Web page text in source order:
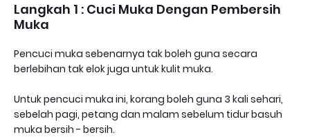
Langkah 1 : Cuci Muka Dengan Pembersih
Muka
Pencuci muka sebenarnya tak boleh guna secara
berlebihan tak elok juga untuk kulit muka.
Untuk pencuci muka ini, korang boleh guna 3 kali sehari,
sebelah pagi, petang dan malam sebelum tidur basuh
muka bersih - bersih.